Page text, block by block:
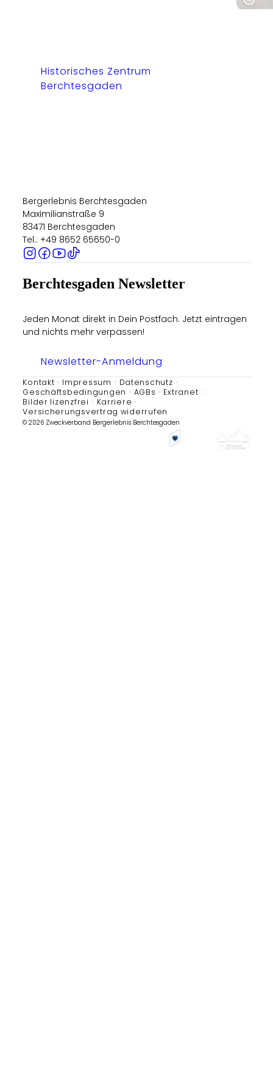
Historisches Zentrum
Berchtesgaden
Bergerlebnis Berchtesgaden
Maximilianstraße 9
83471 Berchtesgaden
Tel.: +49 8652 65650-0
Berchtesgaden Newsletter
Jeden Monat direkt in Dein Postfach. Jetzt eintragen
und nichts mehr verpassen!
Newsletter-Anmeldung
Kontakt Impressum
Datenschutz
Geschäftsbedingungen
AGBs
Extranet
Bilder lizenzfrei
Karriere
Versicherungsvertrag widerrufen
© 2026 Zweckverband Bergerlebnis Berchtesgaden